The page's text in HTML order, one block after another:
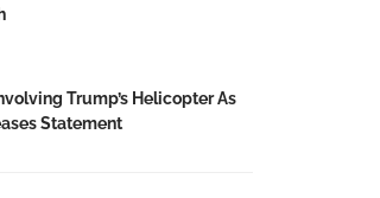
Trump’s Helicopter As
Statement